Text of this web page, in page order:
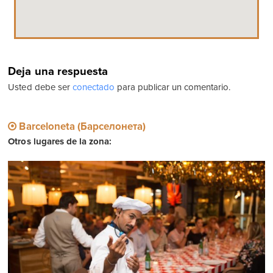
Deja una respuesta
Usted debe ser conectado para publicar un comentario.
Barceloneta (Барселонета)
Otros lugares de la zona: